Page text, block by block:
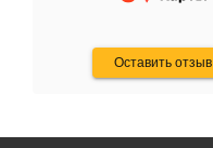
Оставить отзыв